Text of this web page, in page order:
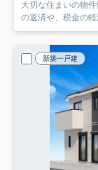
大切な住まいの物
の返済や、税金の
新築一戸建